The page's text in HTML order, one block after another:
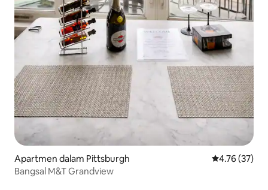
Apartmen dalam Pittsburgh Penarafan
4.76 (37)
Bangsal M&T Grandview